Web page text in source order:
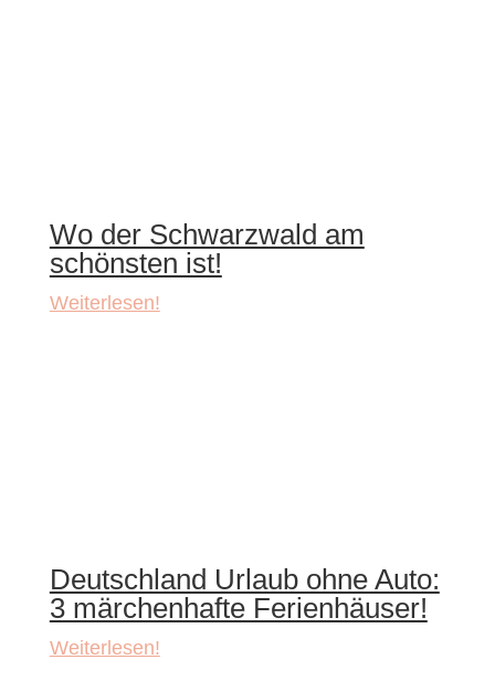
Wo der Schwarzwald am
schönsten ist!
Weiterlesen!
Deutschland Urlaub ohne Auto:
3 märchenhafte Ferienhäuser!
Weiterlesen!